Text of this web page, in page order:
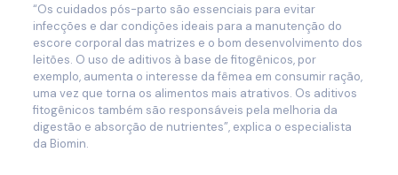
“Os cuidados pós-parto são essenciais para evitar
infecções e dar condições ideais para a manutenção do
escore corporal das matrizes e o bom desenvolvimento dos
leitões. O uso de aditivos à base de fitogênicos, por
exemplo, aumenta o interesse da fêmea em consumir ração,
uma vez que torna os alimentos mais atrativos. Os aditivos
fitogênicos também são responsáveis pela melhoria da
digestão e absorção de nutrientes”, explica o especialista
da Biomin.